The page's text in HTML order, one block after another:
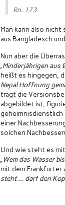
Rn. 173
Man kann also nicht
aus Bangladesch
Nun aber die
„Minderjährigen aus
heißt es hingegen,
Nepal Hoffnung
trägt die
abgebildet ist,
einer
solchen
Und wie steht es
„Wem das Wasser
mit dem Frankfurter
steht … darf den